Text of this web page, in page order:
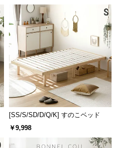
[SS/S/SD/D/Q/K] すのこベッド
￥9,998